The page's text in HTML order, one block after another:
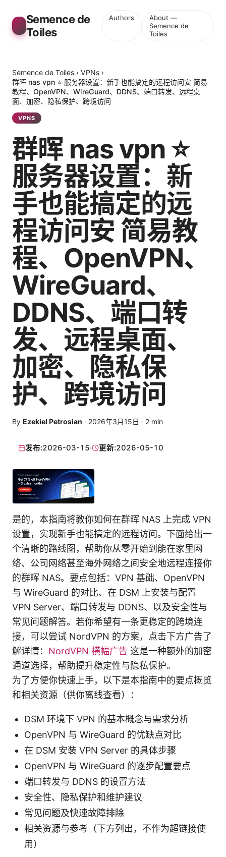
Semence de
Toiles
Authors
About —
Semence de
Toiles
Semence de Toiles › VPNs ›
群晖 nas vpn ⭐ 服务器设置：新手也能搞定的远程访问安 简易
教程、OpenVPN、WireGuard、DDNS、端口转发、远程桌
面、加密、隐私保护、跨境访问
VPNS
群晖 nas vpn ⭐
服务器设置：新
手也能搞定的远
程访问安 简易教
程、OpenVPN、
WireGuard、
DDNS、端口转
发、远程桌面、
加密、隐私保
护、跨境访问
By Ezekiel Petrosian · 2026年3月15日 · 2 min
发布:2026-03-15· 更新:2026-05-10
是的，本指南将教你如何在群晖 NAS 上完成 VPN
设置，实现新手也能搞定的远程访问。下面给出一
个清晰的路线图，帮助你从零开始到能在家里网
络、公司网络甚至海外网络之间安全地远程连接你
的群晖 NAS。要点包括：VPN 基础、OpenVPN
与 WireGuard 的对比、在 DSM 上安装与配置
VPN Server、端口转发与 DDNS、以及安全性与
常见问题解答。若你希望有一条更稳定的跨境连
接，可以尝试 NordVPN 的方案，点击下方广告了
解详情： NordVPN 横幅广告 这是一种额外的加密
通道选择，帮助提升稳定性与隐私保护。
为了方便你快速上手，以下是本指南中的要点概览
和相关资源（供你离线查看）：
DSM 环境下 VPN 的基本概念与需求分析
OpenVPN 与 WireGuard 的优缺点对比
在 DSM 安装 VPN Server 的具体步骤
OpenVPN 与 WireGuard 的逐步配置要点
端口转发与 DDNS 的设置方法
安全性、隐私保护和维护建议
常见问题及快速故障排除
相关资源与参考（下方列出，不作为超链接使
用）